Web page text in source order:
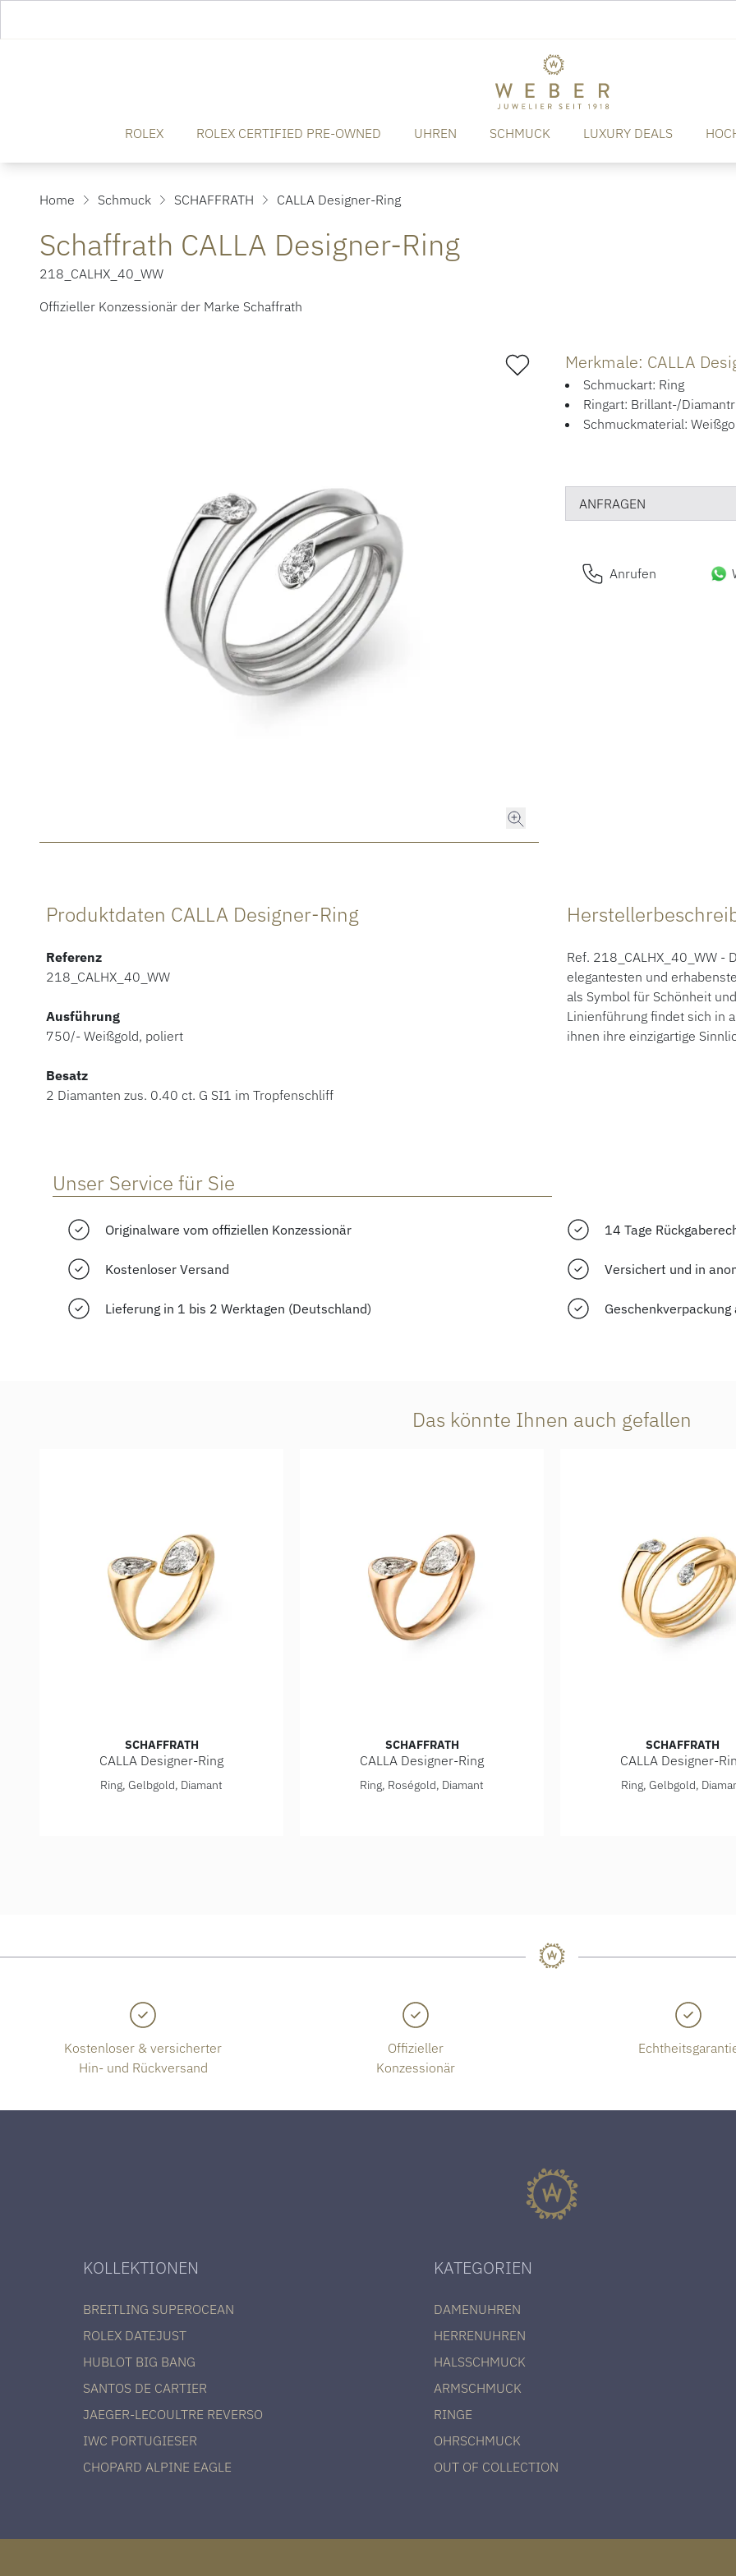
ROLEX ROLEX CERTIFIED PRE-OWNED UHREN SCHMUCK LUXURY DEALS
Home Schmuck SCHAFFRATH CALLA Designer-Ring
Schaffrath CALLA Designer-Ring
218_CALHX_40_WW
Offizieller Konzessionär der Marke Schaffrath
Merkmale: CALLA
Schmuckart: Ring
Ringart: Brillant-/
Schmuckmaterial:
ANFRAGEN
Anrufen
Produktdaten CALLA Designer-Ring
Referenz
218_CALHX_40_WW
Ausführung
750/- Weißgold, poliert
Besatz
2 Diamanten zus. 0.40 ct. G SI1 im Tropfenschliff
Ref. 218_CALHX_40_WW
elegantesten und
als Symbol für Schönheit
Linienführung findet sich in
ihnen ihre einzigartige
Unser Service für Sie
Originalware vom offiziellen Konzessionär 14 Tage
Kostenloser Versand Versichert und in
Lieferung in 1 bis 2 Werktagen (Deutschland) Geschenkverpackung
Das könnte Ihnen auch gefallen
SCHAFFRATH
CALLA Designer-Ring
Schaffrath CALLA Designer-Ring, Ref: 118_CALTR_150_GW
Ring, Gelbgold, Diamant
SCHAFFRATH
CALLA Designer-Ring
Schaffrath CALLA Designer-Ring, Ref: 758_CALTR_150_RW
Ring, Roségold, Diamant
SCHAFFRATH
CALLA Designer-
Schaffrath CALLA
Ring, Gelbgold,
Kostenloser & versicherter
Hin- und Rückversand
Offizieller
Konzessionär
KOLLEKTIONEN
BREITLING SUPEROCEAN
ROLEX DATEJUST
HUBLOT BIG BANG
SANTOS DE CARTIER
JAEGER-LECOULTRE REVERSO
IWC PORTUGIESER
CHOPARD ALPINE EAGLE
KATEGORIEN
DAMENUHREN
HERRENUHREN
HALSSCHMUCK
ARMSCHMUCK
RINGE
OHRSCHMUCK
OUT OF COLLECTION